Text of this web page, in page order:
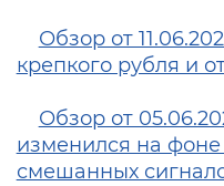
Обзор от
крепкого рубля и
Обзор от
изменился на
смешанных